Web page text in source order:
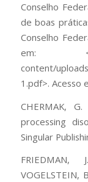
Conselho
de boas
Conselho
em:
content/
1.pdf>. Acesso
CHERMAK,
processing
Singular
VOGELSTEIN,